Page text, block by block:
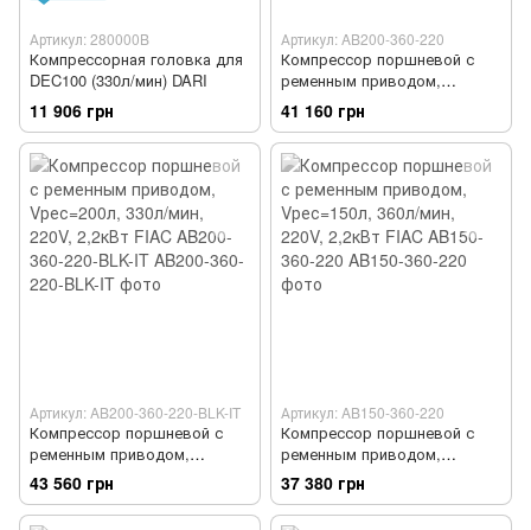
Артикул: 280000B
Компрессорная головка для
DEC100 (330л/мин) DARI
11 906 грн
Артикул: AB200-360-220
Компрессор поршневой с
ременным приводом,
Vрес=200л, 360л/мин, 220V,
2,2кВт FIAC AB200-360-220
41 160 грн
Артикул: AB200-360-220-BLK-IT
Компрессор поршневой с
ременным приводом,
Vрес=200л, 330л/мин, 220V,
2,2кВт FIAC AB200-360-220-
BLK-IT
43 560 грн
Артикул: AB150-360-220
Компрессор поршневой с
ременным приводом,
Vрес=150л, 360л/мин, 220V,
2,2кВт FIAC AB150-360-220
37 380 грн